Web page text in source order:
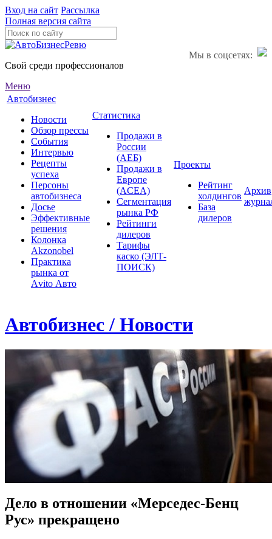
Вход на сайт Рассылка
Полная версия сайта
Мы в соцсетях:
Свой среди профессионалов
Меню
Автобизнес
Новости
Обзор прессы
События
Интервью
Рецепты
успеха
Персоны
автобизнеса
Досье
Эффективные
решения
Колонка
Akzonobel
Практика
рынка от
Аvito Авто
Статистика
Продажи в
России
(АЕБ)
Продажи в
Европе
(ACEA)
Сегментация
рынка РФ
Рейтинги
дилеров
Тарифы
каско (ЭЛТ-
ПОИСК)
Проекты
Рейтинг
холдингов
База
дилеров
Архив
Автобизнес / Новости
Дело в отношении «Мерседес-Бенц
Рус» прекращено